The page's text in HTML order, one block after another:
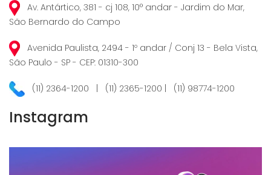
Av. Antártico, 381 - cj 108, 10° andar - Jardim do Mar,
São Bernardo do Campo
Avenida Paulista, 2494 - 1º andar / Conj 13 - Bela Vista,
São Paulo - SP - CEP: 01310-300
(11) 2364-1200 | (11) 2365-1200 | (11) 98774-1200
Instagram